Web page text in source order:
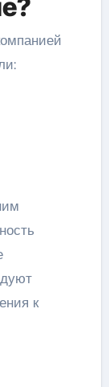
к